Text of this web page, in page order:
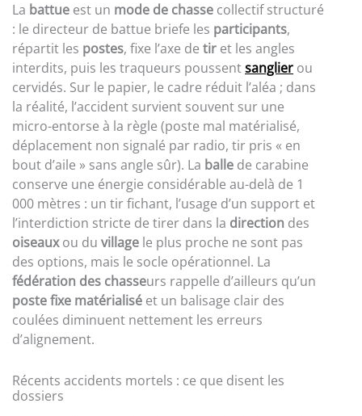
La battue est un mode de chasse collectif structuré
: le directeur de battue briefe les participants,
répartit les postes, fixe l’axe de tir et les angles
interdits, puis les traqueurs poussentsanglier ou
cervidés. Sur le papier, le cadre réduit l’aléa ; dans
la réalité, l’accident survient souvent sur une
micro-entorse à la règle (poste mal matérialisé,
déplacement non signalé par radio, tir pris « en
bout d’aile » sans angle sûr). La balle de carabine
conserve une énergie considérable au-delà de 1
000 mètres : un tir fichant, l’usage d’un support et
l’interdiction stricte de tirer dans la direction des
oiseauxou du village le plus proche ne sont pas
des options, mais le socle opérationnel. La
fédération des chasseurs rappelle d’ailleurs qu’un
poste fixe matérialisé et un balisage clair des
coulées diminuent nettement les erreurs
d’alignement.
Récents accidents mortels : ce que disent les
dossiers